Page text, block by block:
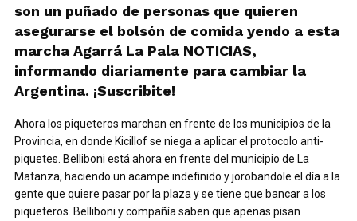
son un puñado de personas que quieren
asegurarse el bolsón de comida yendo a esta
marcha Agarrá La Pala NOTICIAS,
informando diariamente para cambiar la
Argentina. ¡Suscribite!
Ahora los piqueteros marchan en frente de los municipios de la
Provincia, en donde Kicillof se niega a aplicar el protocolo anti-
piquetes. Belliboni está ahora en frente del municipio de La
Matanza, haciendo un acampe indefinido y jorobandole el día a la
gente que quiere pasar por la plaza y se tiene que bancar a los
piqueteros. Belliboni y compañía saben que apenas pisan